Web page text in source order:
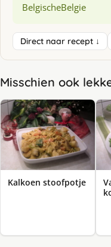
BelgischeBelgie
Direct naar recept ↓
Misschien ook
Kalkoen stoofpotje